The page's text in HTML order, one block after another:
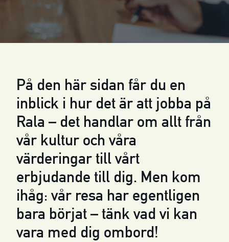
På den här sidan får du en
inblick i hur det är att jobba på
Rala – det handlar om allt från
vår kultur och våra
värderingar till vårt
erbjudande till dig. Men kom
ihåg: vår resa har egentligen
bara börjat – tänk vad vi kan
vara med dig ombord!